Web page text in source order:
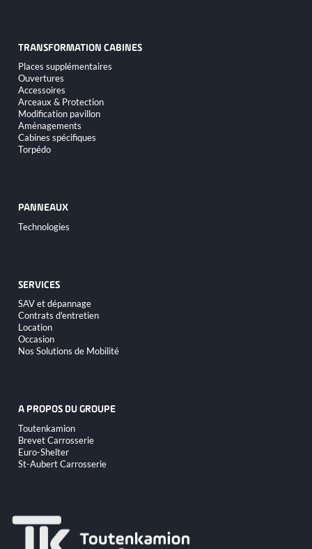
TRANSFORMATION CABINES
Aller
au
contenu
Places supplémentaires
Ouvertures
Accessoires
Arceaux & Protection
Modification pavillon
Aménagements
Cabines spécifiques
Torpédo
PANNEAUX
Aller
au
Technologies
SERVICES
Aller
au
contenu
SAV et dépannage
Contrats d'entretien
Location
Occasion
Nos Solutions de Mobilité
A PROPOS DU GROUPE
Aller
au
contenu
Toutenkamion
Brevet Carrosserie
Euro-Shelter
St-Aubert Carrosserie